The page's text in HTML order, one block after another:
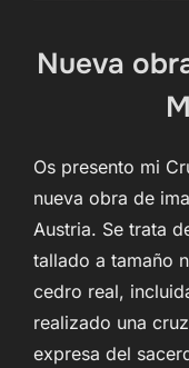
Nueva
Os presento mi
nueva obra de
Austria. Se trata
tallado a tamaño
cedro real,
realizado una
expresa del